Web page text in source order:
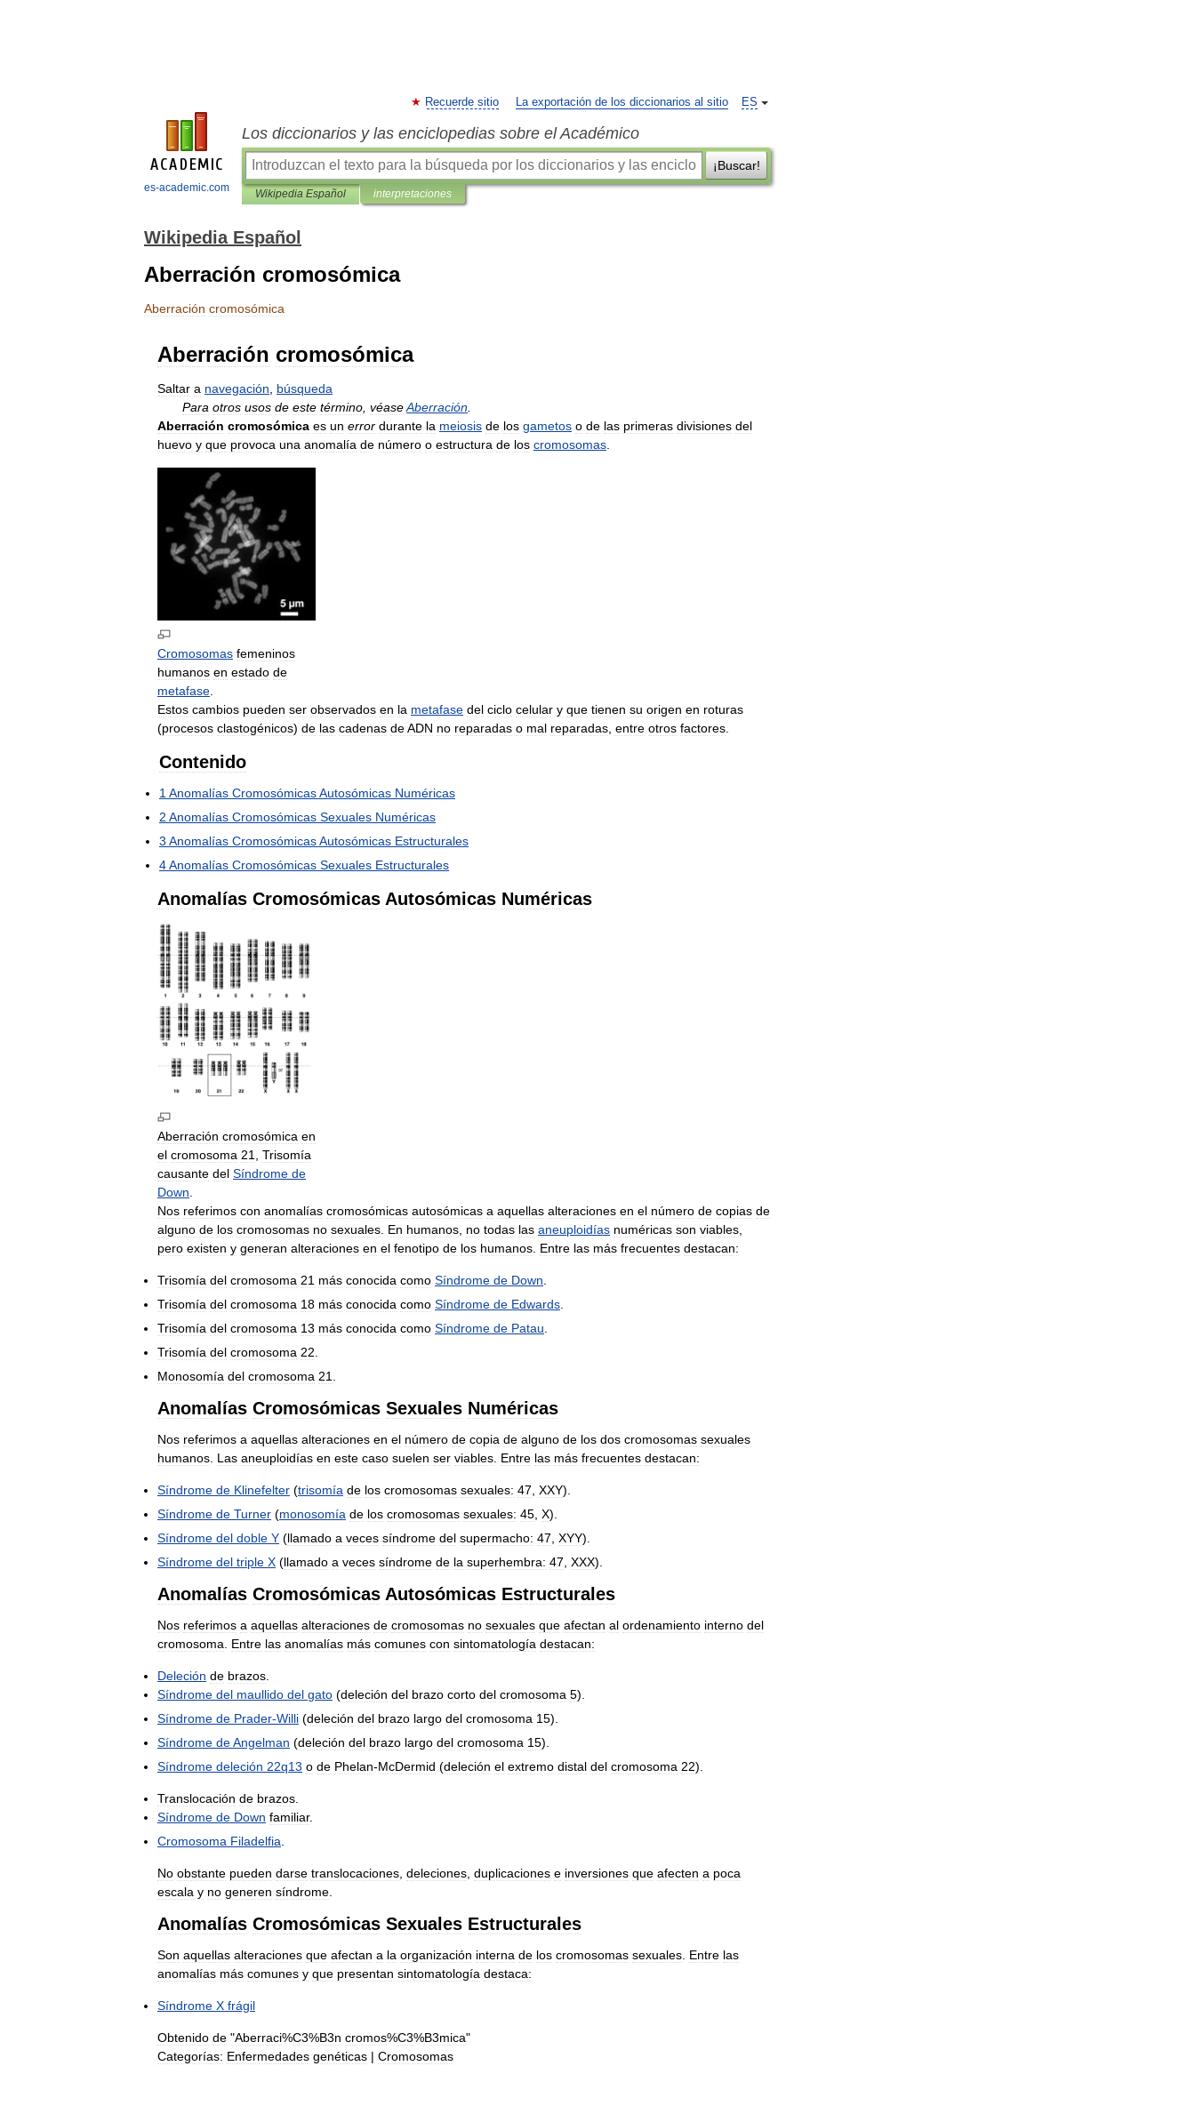
es-academic.com
ES
Recuerde sitio La exportación de los diccionarios al sitio
Los diccionarios y las enciclopedias sobre el Académico
¡Buscar!
Wikipedia Español interpretaciones
Wikipedia Español
Aberración cromosómica
Aberración cromosómica
Aberración cromosómica
Saltar a navegación
búsqueda
Para otros usos de este término véaseAberración
Aberración cromosómica es un error durante la meiosis de los gametos o de las primeras divisiones del
huevo y que provoca una anomalía de número o estructura de los cromosomas
Cromosomas femeninos
humanos en estado de
metafase.
Estos cambios pueden ser observados en la metafase del ciclo celular y que tienen su origen en roturas
(procesos clastogénicos) de las cadenas deADN no reparadas o mal reparadas, entre otros factores.
Contenido
1Anomalías CromosómicasAutosómicas Numéricas
2 Anomalías Cromosómicas Sexuales Numéricas
3 Anomalías CromosómicasAutosómicas Estructurales
4Anomalías Cromosómicas Sexuales Estructurales
Anomalías Cromosómicas Autosómicas Numéricas
Aberración cromosómica en
el cromosoma 21
Trisomía
causante del Síndrome de
Down
Nos referimos con anomalías cromosómicas autosómicas a aquellas alteraciones en el número de copias de
alguno de los cromosomas no sexuales En humanos no todas las aneuploidías numéricas son viables
pero existen y generan alteraciones en el fenotipo de los humanos Entre las más frecuentes destacan:
Trisomía del cromosoma 21 más conocida como Síndrome de Down
Trisomía del cromosoma 18 más conocida como Síndrome de Edwards
Trisomía del cromosoma 13 más conocida como Síndrome de Patau
Trisomía del cromosoma 22
Monosomía del cromosoma 21
Anomalías Cromosómicas Sexuales Numéricas
Nos referimos a aquellas alteraciones en el número de copia de alguno de los dos cromosomas sexuales
humanos Las aneuploidías en este caso suelen ser viables Entre las más frecuentes destacan:
Síndrome de Klinefelter (trisomía de los cromosomas sexuales: 47 XXY).
Síndrome de Turner (monosomía de los cromosomas sexuales: 45 X).
Síndrome del doble Y (llamado a veces síndrome del supermacho: 47 XYY).
Síndrome del triple X (llamado a veces síndrome de la superhembra: 47 XXX).
Anomalías Cromosómicas Autosómicas Estructurales
Nos referimos a aquellas alteraciones de cromosomas no sexuales que afectan al ordenamiento interno del
cromosoma
Entre las anomalías más comunes con sintomatología destacan:
Deleción de brazos
Síndrome del maullido del gato (deleción del brazo corto del cromosoma 5).
Síndrome de Prader-Willi (deleción del brazo largo del cromosoma 15).
Síndrome deAngelman (deleción del brazo largo del cromosoma 15).
Síndrome deleción 22q13 o de Phelan-McDermid (deleción el extremo distal del cromosoma 22).
Translocación de brazos
Síndrome de Down familiar.
Cromosoma Filadelfia
No obstante pueden darse translocaciones deleciones duplicaciones e inversiones que afecten a poca
escala y no generen síndrome
Anomalías Cromosómicas Sexuales Estructurales
Son aquellas alteraciones que afectan a la organización interna de los cromosomas sexuales Entre las
anomalías más comunes y que presentan sintomatología destaca:
Síndrome X frágil
Obtenido de "Aberraci%C3%B3n cromos%C3%B3mica"
Categorías: Enfermedades genéticas | Cromosomas